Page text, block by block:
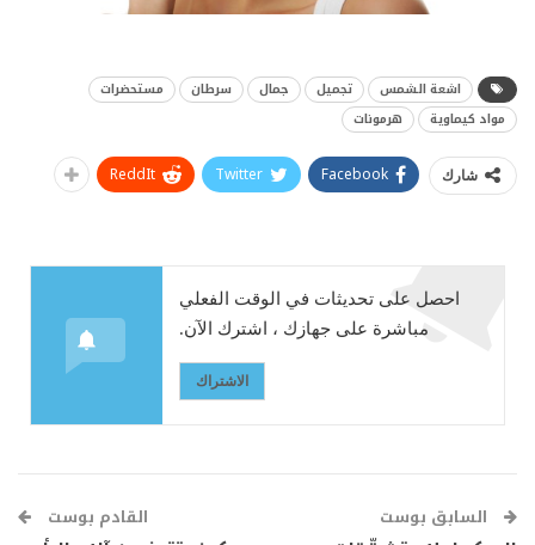
اشعة الشمس تجميل جمال سرطان
مستحضرات
مواد كيماوية
هرمونات
شارك Facebook
Twitter
ReddIt
احصل على تحديثات في الوقت الفعلي
مباشرة على جهازك ، اشترك الآن.
الاشتراك
السابق بوست القادم بوست